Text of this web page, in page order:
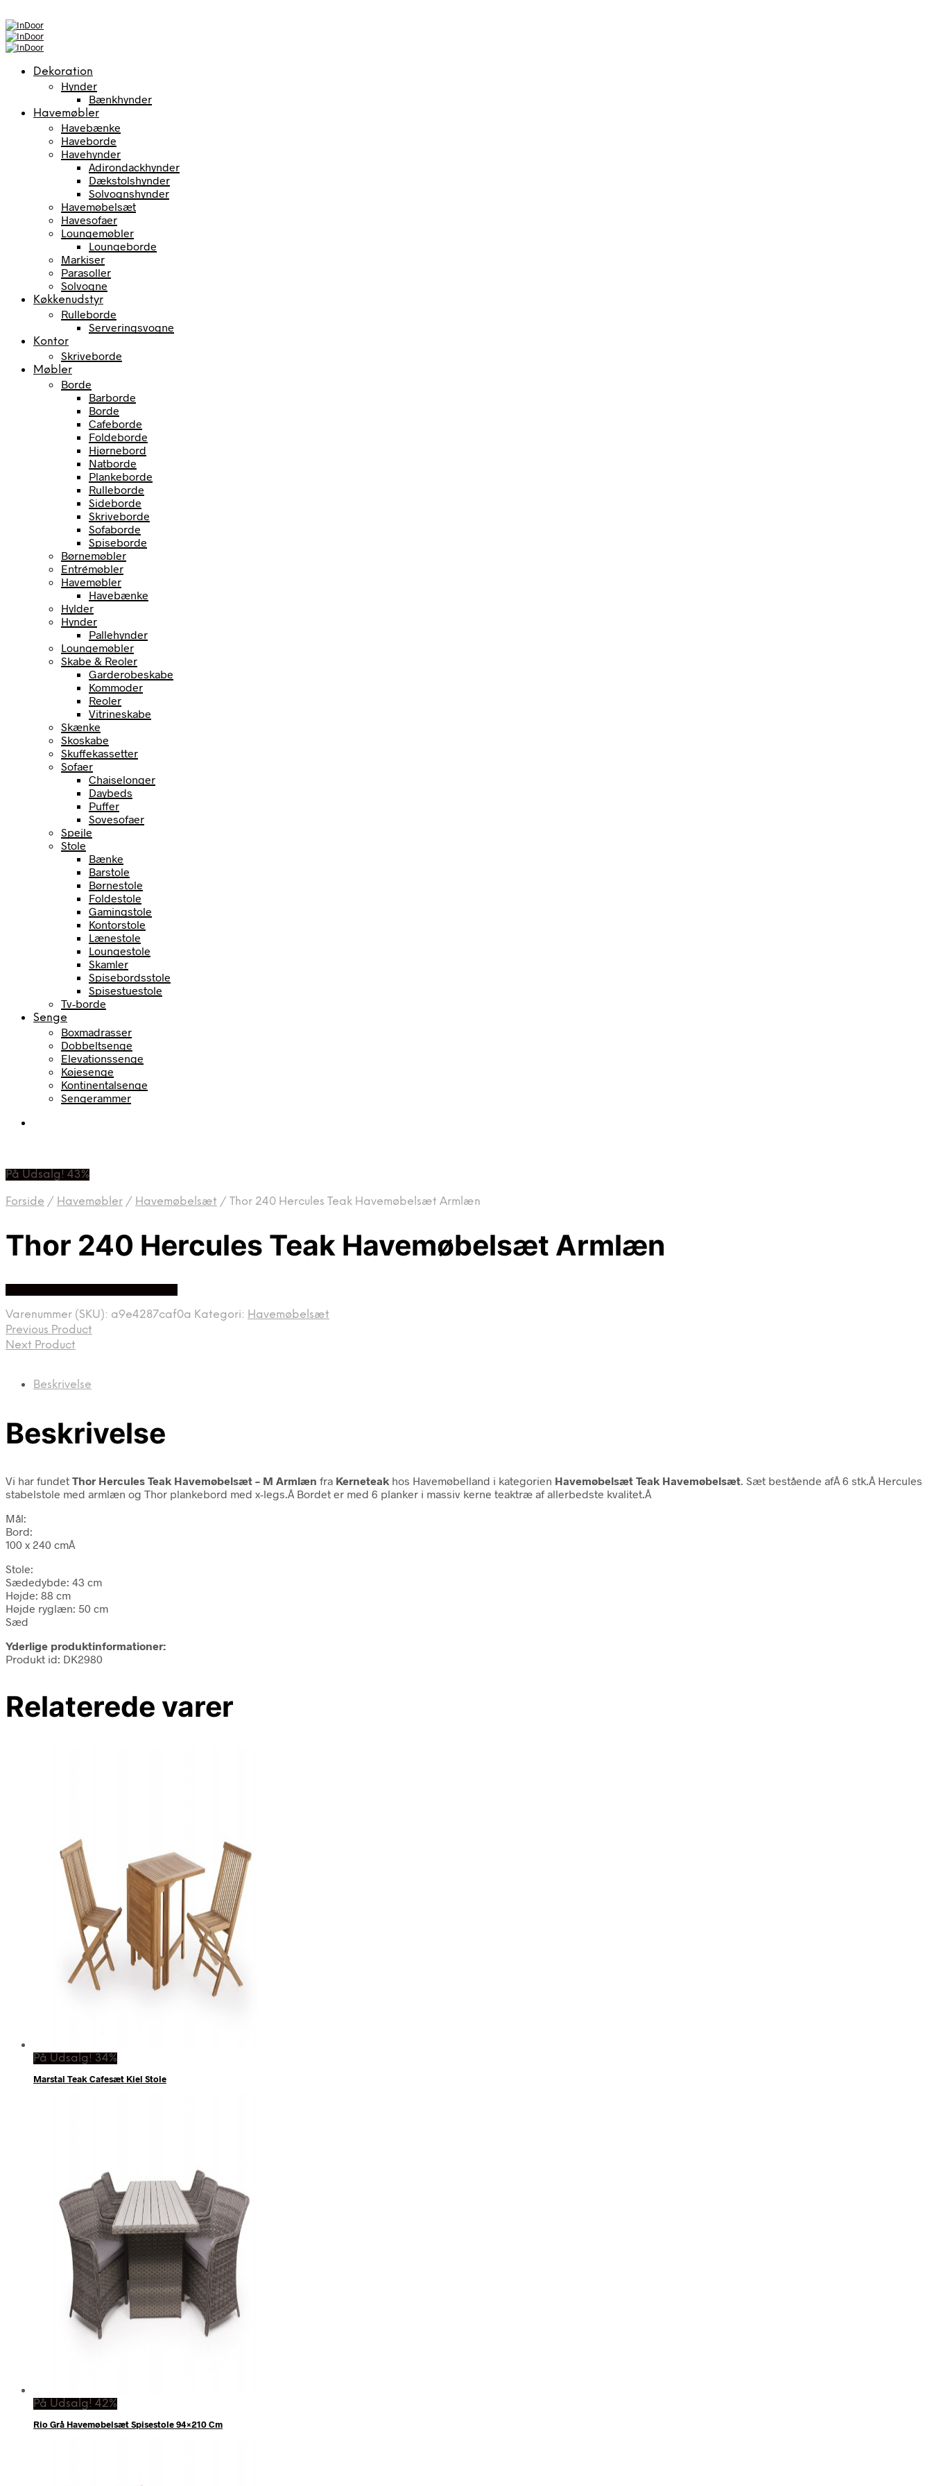
Dekoration
Hynder
Bænkhynder
Havemøbler
Havebænke
Haveborde
Havehynder
Adirondackhynder
Dækstolshynder
Solvognshynder
Havemøbelsæt
Havesofaer
Loungemøbler
Loungeborde
Markiser
Parasoller
Solvogne
Køkkenudstyr
Rulleborde
Serveringsvogne
Kontor
Skriveborde
Møbler
Borde
Barborde
Borde
Cafeborde
Foldeborde
Hjørnebord
Natborde
Plankeborde
Rulleborde
Sideborde
Skriveborde
Sofaborde
Spiseborde
Børnemøbler
Entrémøbler
Havemøbler
Havebænke
Hylder
Hynder
Pallehynder
Loungemøbler
Skabe & Reoler
Garderobeskabe
Kommoder
Reoler
Vitrineskabe
Skænke
Skoskabe
Skuffekassetter
Sofaer
Chaiselonger
Daybeds
Puffer
Sovesofaer
Spejle
Stole
Bænke
Barstole
Børnestole
Foldestole
Gamingstole
Kontorstole
Lænestole
Loungestole
Skamler
Spisebordsstole
Spisestuestole
Tv-borde
Senge
Boxmadrasser
Dobbeltsenge
Elevationssenge
Køjesenge
Kontinentalsenge
Sengerammer
På Udsalg! 43%
Forside / Havemøbler / Havemøbelsæt / Thor 240 Hercules Teak Havemøbelsæt Armlæn
Thor 240 Hercules Teak Havemøbelsæt Armlæn
Varenummer (SKU): a9e4287caf0a Kategori: Havemøbelsæt
Previous Product
Next Product
Beskrivelse
Beskrivelse
Vi har fundet Thor Hercules Teak Havemøbelsæt – M Armlæn fra Kerneteak hos Havemøbelland i kategorien Havemøbelsæt Teak Havemøbelsæt . Sæt bestående afÂ 6 stk.Â Hercules
stabelstole med armlæn og Thor plankebord med x-legs.Â Bordet er med 6 planker i massiv kerne teaktræ af allerbedste kvalitet.Â
Mål:
Bord:
100 x 240 cmÂ
Stole:
Sædedybde: 43 cm
Højde: 88 cm
Højde ryglæn: 50 cm
Sæd
Yderlige produktinformationer:
Produkt id: DK2980
Relaterede varer
På Udsalg! 34%
Marstal Teak Cafesæt Kiel Stole
På Udsalg! 42%
Rio Grå Havemøbelsæt Spisestole 94×210 Cm